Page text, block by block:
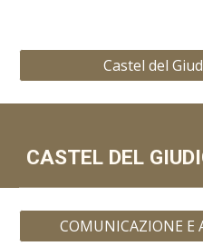
Castel del
CASTEL DEL
COMUNICAZIONE E